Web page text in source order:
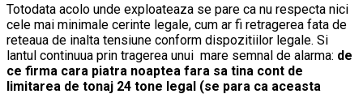
Totodata acolo unde exploateaza se pare ca nu respecta nici
cele mai minimale cerinte legale, cum ar fi retragerea fata de
reteaua de inalta tensiune conform dispozitiilor legale. Si
lantul continuua prin tragerea unui mare semnal de alarma: de
ce firma cara piatra noaptea fara sa tina cont de
limitarea de tonaj 24 tone legal (se para ca aceasta